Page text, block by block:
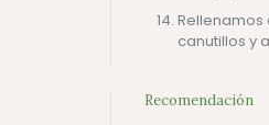
Rellenamos
canutillos y
Recomendación